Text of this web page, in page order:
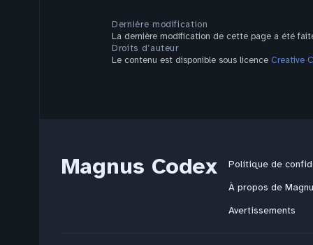
Dernière modification
La dernière modification de cette page a été
Droits d’auteur
Le contenu est disponible sous licence Creative
Magnus Codex
Politique de
À propos de
Avertissements